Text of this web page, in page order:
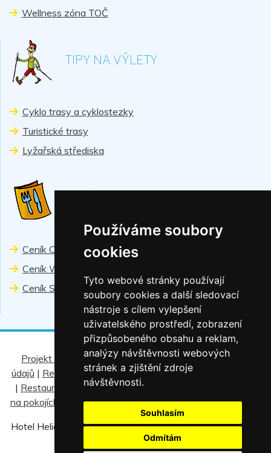
Používáme soubory
cookies
Tyto webové stránky používají
soubory cookies a další sledovací
nástroje s cílem vylepšení
uživatelského prostředí, zobrazení
přizpůsobeného obsahu a reklam,
analýzy návštěvnosti webových
stránek a zjištění zdroje
návštěvnosti.
Souhlasím
Odmítám
Wellness zóna TOČ
TIPY NA VÝLETY
Cyklo trasy a cyklostezky
Turistické trasy
Lyžařská střediska
Ceník Chiranka
Ceník Wellness
Ceník Sport
Projekt - fotovoltaické elektrárny|Ochrana osobních
údajů | Regionální slevové karty|Ubytovací řád
| Restaurace Helios|Baby-sitting
na pokojích hotel Helios|Informace na pokojích hotel TOČ
Hotel Helios s.r.o. 2009-2026 všechna práva vyhrazena |
Změnit nastavení cookies